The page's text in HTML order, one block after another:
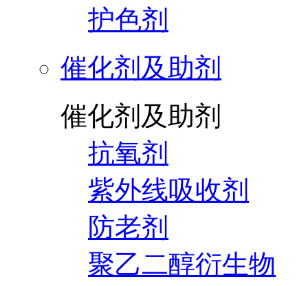
护色剂
催化剂及助剂
催化剂及助剂
抗氧剂
紫外线吸收剂
防老剂
聚乙二醇衍生物